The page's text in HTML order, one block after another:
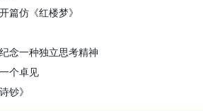
篇仿《红楼梦》
念一种独立思考精神
个卓见
钞》